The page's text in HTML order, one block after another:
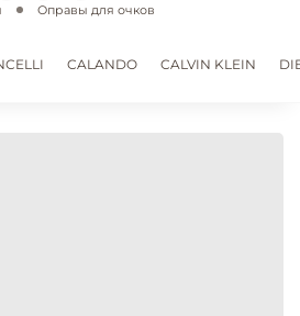
Оправы для очков
CALANDO CALVIN KLEIN